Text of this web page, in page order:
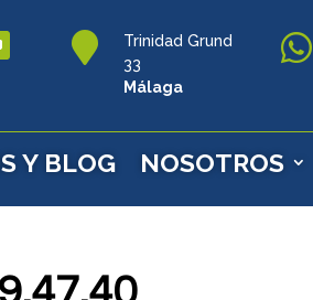

Trinidad Grund
33
Málaga

Y BLOG NOSOTROS